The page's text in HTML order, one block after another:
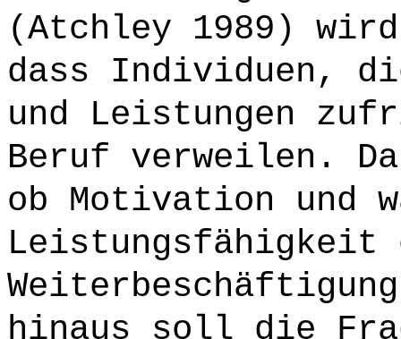
(Atchley 1989) wird
dass Individuen,
und Leistungen
Beruf verweilen.
ob Motivation und
Leistungsfähigkeit
hinaus soll die